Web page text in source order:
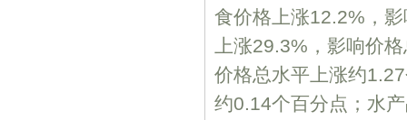
食价格上涨12.2%，
上涨29.3%，影响价
价格总水平上涨约
约0.14个百分点；水